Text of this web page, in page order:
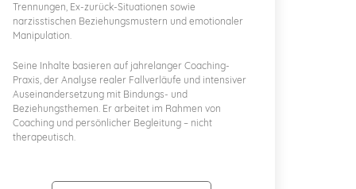
Trennungen, Ex-zurück-Situationen sowie
narzisstischen Beziehungsmustern und emotionaler
Manipulation.
Seine Inhalte basieren auf jahrelanger Coaching-
Praxis, der Analyse realer Fallverläufe und intensiver
Auseinandersetzung mit Bindungs- und
Beziehungsthemen. Er arbeitet im Rahmen von
Coaching und persönlicher Begleitung – nicht
therapeutisch.